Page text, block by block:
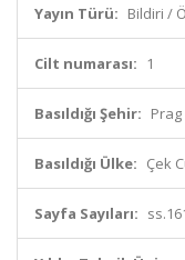
Yayın Türü: Bildiri /
Cilt numarası: 1
Basıldığı Şehir: Prag
Basıldığı Ülke: Çek
Sayfa Sayıları: